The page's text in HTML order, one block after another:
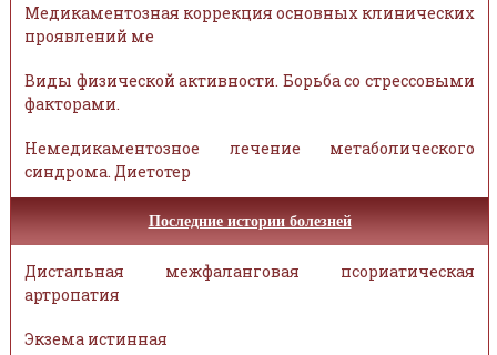
Медикаментозная коррекция основных клинических
проявлений ме
Виды физической активности. Борьба со стрессовыми
факторами.
Немедикаментозное лечение метаболического
синдрома. Диетотер
Последние истории болезней
Дистальная межфаланговая псориатическая
артропатия
Экзема истинная